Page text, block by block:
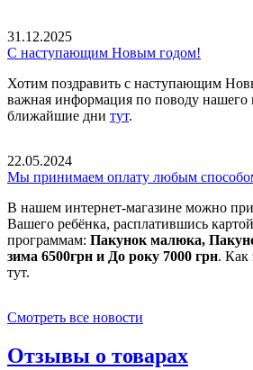
31.12.2025
С наступающим Новым годом!
Хотим поздравить с наступающим
важная информация по поводу нашего
ближайшие дни тут.
22.05.2024
Мы принимаем оплату любым
В нашем интернет-магазине можно
Вашего ребёнка, расплатившись
программам: Пакунок малюка,
зима 6500грн и До року 7000 грн. Как
тут.
Смотреть все новости
Отзывы о товарах